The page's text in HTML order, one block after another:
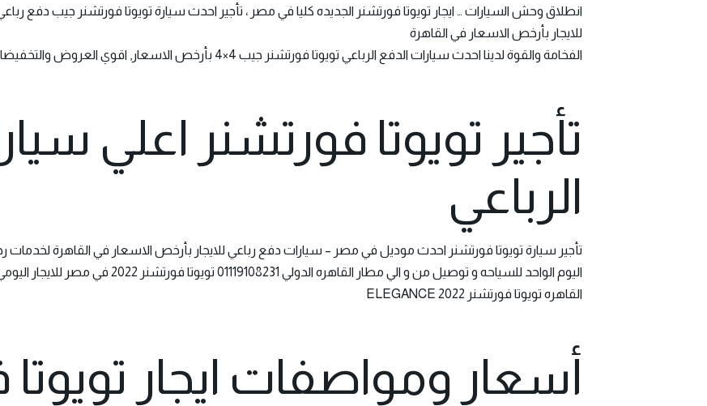
للايجار بأرخص الاسعار في القاهرة
الفخامة والقوة لدينا احدث سيارات الدفع الرباعي تويوتا فورتشنر جيب 4×4 بأرخص الاسعار, اقوي العروض والتخفيضات في مصر
تأجير تويوتا فورتشنر اعلي
الرباعي
تأجير سيارة تويوتا فورتشنر احدث موديل في مصر – سيارات دفع رباعي للايجار بأرخص الاسعار في القاهرة لخدمات
اليوم الواحد للسياحه و توصيل من و الي مطار القاهره الدولي 01119108231 تويوتا فورتشنر 2022 في مصر للايجار اليومي و الشهري بدون سائق ،
القاهره تويوتا فورتشنر 2022 ELEGANCE
أسعار ومواصفات ايجار تويوتا